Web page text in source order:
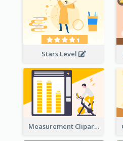
Stars Level
Measurement Clipart